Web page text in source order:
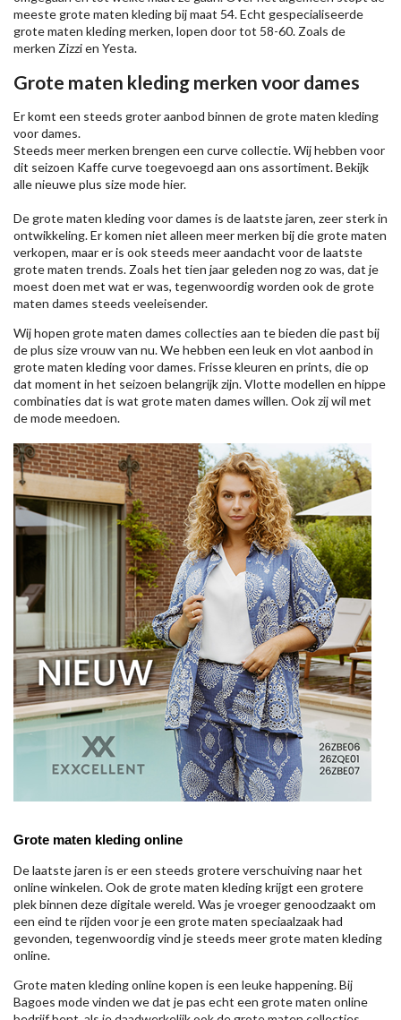
meeste grote maten kleding bij maat 54. Echt gespecialiseerde
grote maten kleding merken, lopen door tot 58-60. Zoals de
merken Zizzien Yesta.
Grote maten kleding merken voor dames
Er komt een steeds groter aanbod binnen de grote maten kleding
voor dames.
Steeds meer merken brengen een curve collectie. Wij hebben voor
dit seizoen Kaffecurve toegevoegd aan ons assortiment. Bekijk
alle nieuweplus size modehier.
De grote maten kleding voor dames is de laatste jaren, zeer sterk in
ontwikkeling. Er komen niet alleen meer merken bij die grote maten
verkopen, maar er is ook steeds meer aandacht voor de laatste
grote maten trends. Zoals het tien jaar geleden nog zo was, dat je
moest doen met wat er was, tegenwoordig worden ook de grote
maten dames steeds veeleisender.
Wij hopen grote maten dames collecties aan te bieden die past bij
de plus size vrouw van nu. We hebben een leuk en vlot aanbod in
grote maten kleding voor dames. Frisse kleuren en prints, die op
dat moment in het seizoen belangrijk zijn. Vlotte modellen en hippe
combinaties dat is wat grote maten dames willen. Ook zij wil met
de mode meedoen.
Grote maten kleding online
De laatste jaren is er een steeds grotere verschuiving naar het
online winkelen. Ook de grote maten kleding krijgt een grotere
plek binnen deze digitale wereld. Was je vroeger genoodzaakt om
een eind te rijden voor je een grote maten speciaalzaak had
gevonden, tegenwoordig vind je steeds meer grote maten kleding
online.
Grote maten kleding online kopen is een leuke happening. Bij
Bagoes mode vinden we dat je pas echt een grote maten online